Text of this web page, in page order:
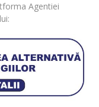
Agentiei